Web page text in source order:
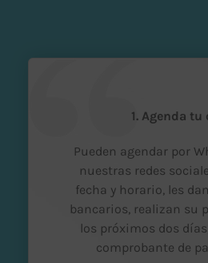
1. Agenda tu
Pueden agendar por
nuestras redes
fecha y horario, les
bancarios, realizan su
los próximos dos
comprobante de